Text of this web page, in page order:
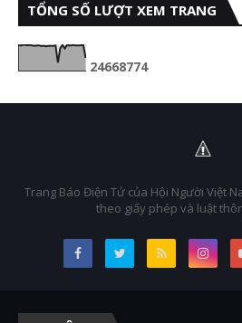
TỔNG SỐ LƯỢT XEM TRANG
24668774
Trang Báo Điện Tử của Hội Người Việt
theo giấy phép và luật